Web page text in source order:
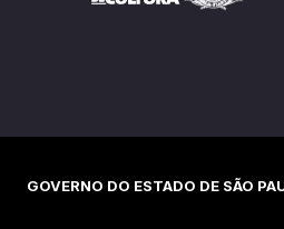
GOVERNO DO ESTADO DE SÃO